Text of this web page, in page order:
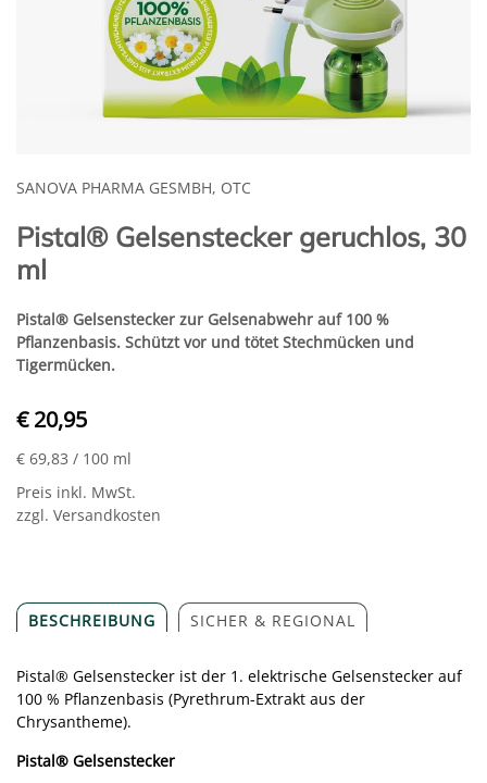
SANOVA PHARMA GESMBH, OTC
Pistal® Gelsenstecker geruchlos, 30
ml
Pistal® Gelsenstecker zur Gelsenabwehr auf 100 %
Pflanzenbasis. Schützt vor und tötet Stechmücken und
Tigermücken.
€ 20,95
€ 69,83 / 100 ml
Preis inkl. MwSt.
zzgl. Versandkosten
BESCHREIBUNG SICHER & REGIONAL
Pistal® Gelsenstecker ist der 1. elektrische Gelsenstecker auf
100 % Pflanzenbasis (Pyrethrum-Extrakt aus der
Chrysantheme).
Pistal® Gelsenstecker